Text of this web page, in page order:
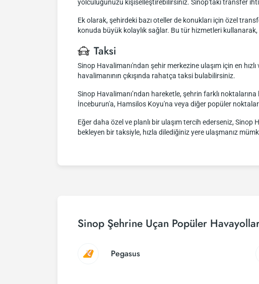
yolculuğunuzu kişiselleştirebilirsiniz. Sinop'taki transfer
Ek olarak, şehirdeki bazı oteller de konukları için özel
konuda büyük kolaylık sağlar. Bu tür hizmetleri
Taksi
Sinop Havalimanı'ndan şehir merkezine ulaşım için en
havalimanının çıkışında rahatça taksi bulabilirsiniz.
Sinop Havalimanı’ndan hareketle, şehrin farklı
İnceburun'a, Hamsilos Koyu'na veya diğer popüler
Eğer daha özel ve planlı bir ulaşım tercih ederseniz,
bekleyen bir taksiyle, hızla dilediğiniz yere ulaşmanız
Sinop Şehrine Uçan Popüler
Pegasus